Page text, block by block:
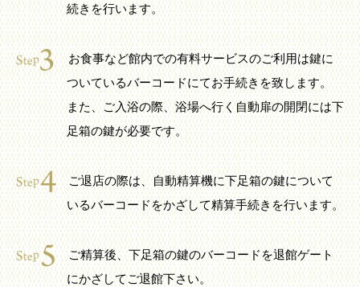
続きを行います。
お食事など館内での有料サービスのご利用は鍵に
ついているバーコードにてお手続きを致します。
また、ご入浴の際、浴場へ行く自動扉の開閉には下
足箱の鍵が必要です。
ご退店の際は、自動精算機に下足箱の鍵について
いるバーコードをかざして精算手続きを行います。
ご精算後、下足箱の鍵のバーコードを退館ゲート
にかざしてご退館下さい。